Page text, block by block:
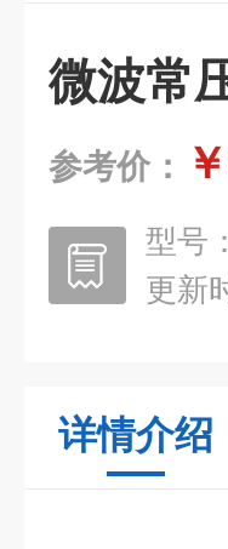
微波常
参考价：
型号：
更新
详情介绍